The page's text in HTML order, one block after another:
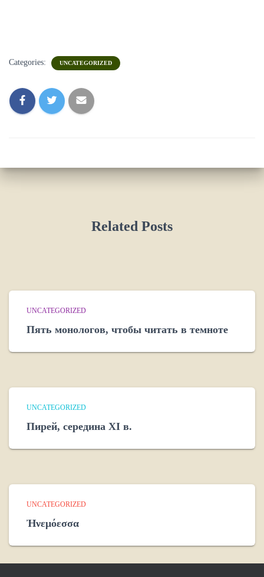
Categories: UNCATEGORIZED
Related Posts
UNCATEGORIZED
Пять монологов, чтобы читать в темноте
UNCATEGORIZED
Пирей, середина XI в.
UNCATEGORIZED
Ἠνεμόεσσα